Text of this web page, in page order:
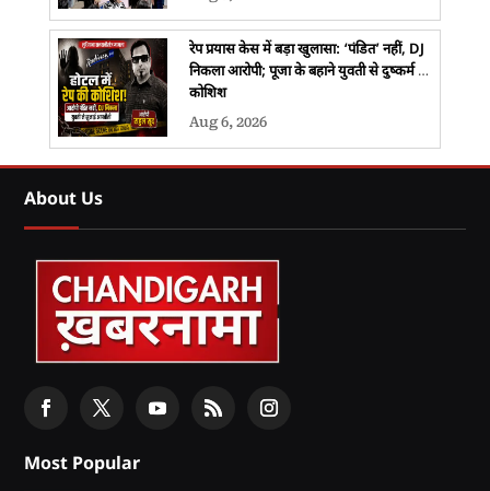
रेप प्रयास केस में बड़ा खुलासा: ‘पंडित’ नहीं, DJ
निकला आरोपी; पूजा के बहाने युवती से दुष्कर्म की
कोशिश
Aug 6, 2026
About Us
Most Popular